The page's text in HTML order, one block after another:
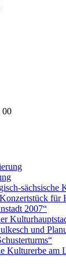
00
sächsische
für
2007“
und
Kulturerbe am